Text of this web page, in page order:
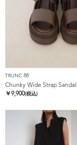
TRUNC 88
Chunky Wide Strap
￥9,900(税込)